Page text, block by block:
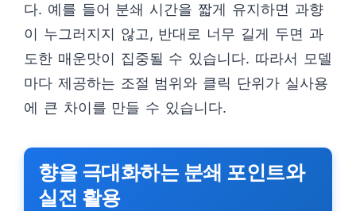
다. 예를 들어 분쇄 시간을 짧게 유지하면 과향
이 누그러지지 않고, 반대로 너무 길게 두면 과
도한 매운맛이 집중될 수 있습니다. 따라서 모델
마다 제공하는 조절 범위와 클릭 단위가 실사용
에 큰 차이를 만들 수 있습니다.
향을 극대화하는 분쇄 포인트와
실전 활용